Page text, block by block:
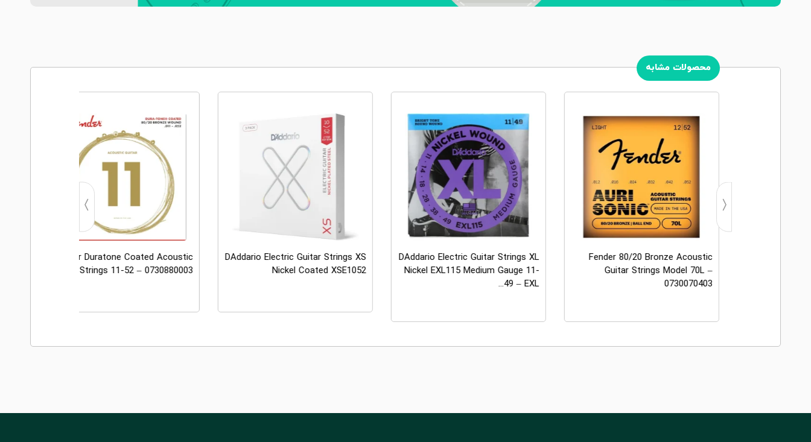
محصولات مشابه
Fender 80/20 Bronze Acoustic
Guitar Strings Model 70L –
0730070403
DAddario Electric Guitar Strings XL
Nickel EXL115 Medium Gauge 11-
49 – EXL...
DAddario Electric Guitar Strings XS
Nickel Coated XSE1052
Fender Duratone Coated Acoustic
Guitar Strings 11-52 – 0730880003